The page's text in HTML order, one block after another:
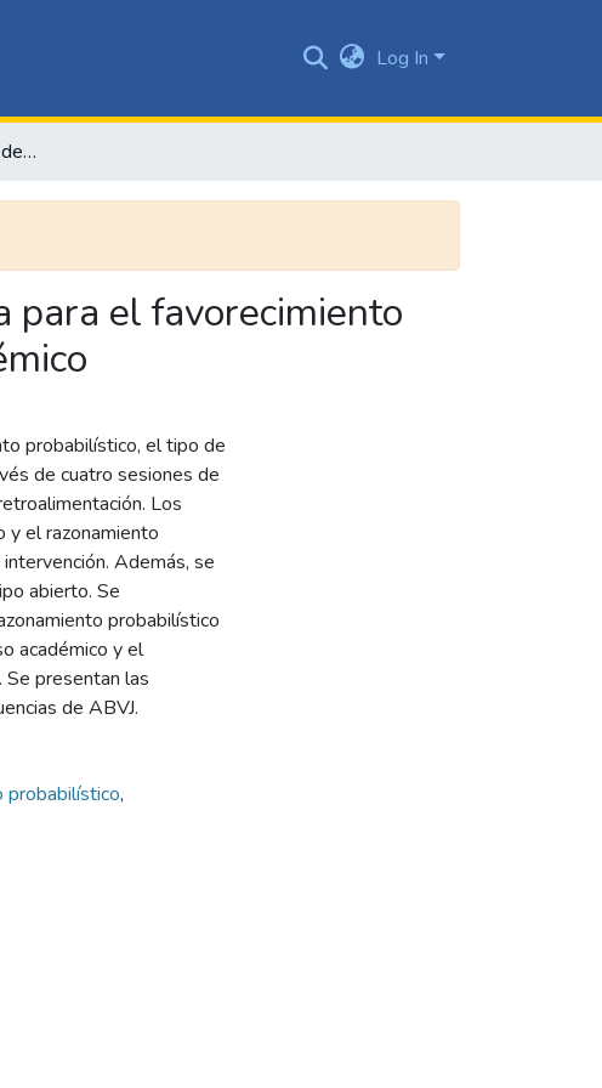
Log In
Videojuegos y sistemas de retroalimentación abierta para el favorecimiento del razonamiento probabilístico y compromiso académico
para el favorecimiento
probabilístico, el tipo de
de cuatro sesiones de
Los
y el razonamiento
Además, se
abierto. Se
probabilístico
académico y el
Se presentan las
de ABVJ.
probabilístico,